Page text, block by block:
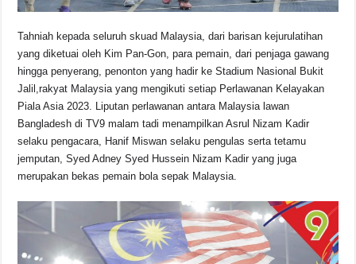
Tahniah kepada seluruh skuad Malaysia, dari barisan kejurulatihan
yang diketuai oleh Kim Pan-Gon, para pemain, dari penjaga gawang
hingga penyerang, penonton yang hadir ke Stadium Nasional Bukit
Jalil,rakyat Malaysia yang mengikuti setiap Perlawanan Kelayakan
Piala Asia 2023. Liputan perlawanan antara Malaysia lawan
Bangladesh di TV9 malam tadi menampilkan Asrul Nizam Kadir
selaku pengacara, Hanif Miswan selaku pengulas serta tetamu
jemputan, Syed Adney Syed Hussein Nizam Kadir yang juga
merupakan bekas pemain bola sepak Malaysia.